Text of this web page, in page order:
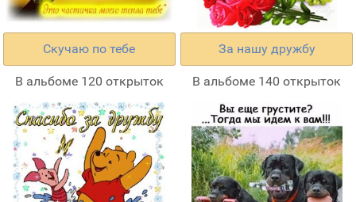
Скучаю по тебе
В альбоме 120 открыток
За нашу дружбу
В альбоме 140 открыток